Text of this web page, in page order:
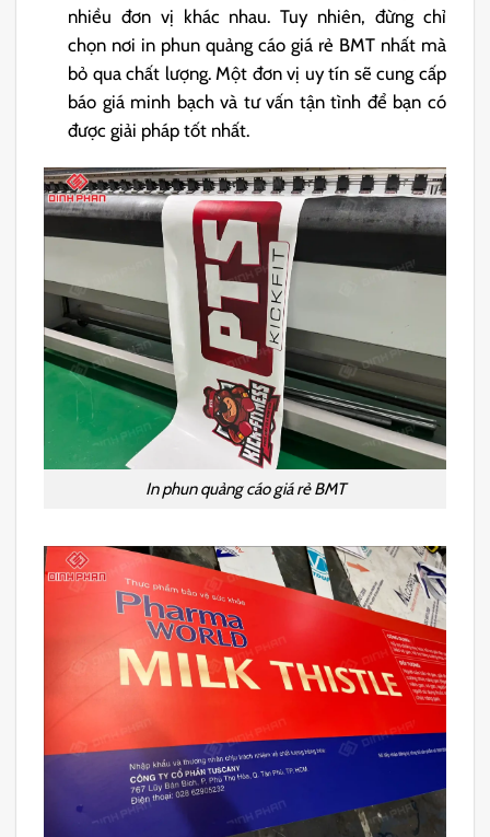
nhiều đơn vị khác nhau. Tuy nhiên, đừng chỉ
chọn nơi in phun quảng cáo giá rẻ BMT nhất mà
bỏ qua chất lượng. Một đơn vị uy tín sẽ cung cấp
báo giá minh bạch và tư vấn tận tình để bạn có
được giải pháp tốt nhất.
In phun quảng cáo giá rẻ BMT